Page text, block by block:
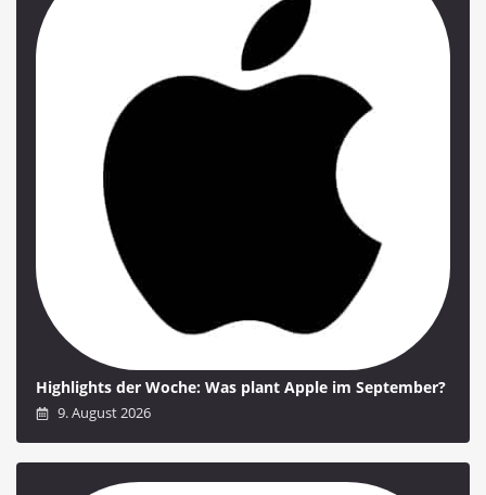
Highlights der Woche: Was plant Apple im September?
9. August 2026